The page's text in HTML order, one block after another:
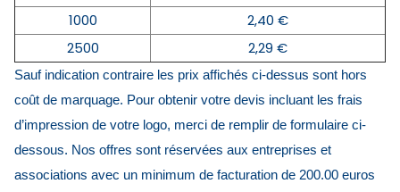
1000
2,40 €
2500
2,29 €
Sauf indication contraire les prix affichés ci-dessus sont hors
coût de marquage. Pour obtenir votre devis incluant les frais
d’impression de votre logo, merci de remplir de formulaire ci-
dessous. Nos offres sont réservées aux entreprises et
associations avec un minimum de facturation de 200.00 euros